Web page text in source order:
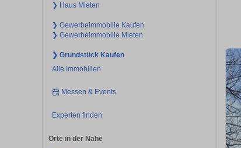
❯ Haus Mieten
❯ Gewerbeimmobilie Kaufen
❯ Gewerbeimmobilie Mieten
❯ Grundstück Kaufen
Alle Immobilien
Messen & Events
Experten finden
Orte in der Nähe